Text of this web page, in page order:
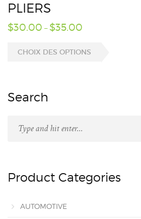
PLIERS
$30.00 –$35.00
CHOIX DES OPTIONS
Search
Product Categories
AUTOMOTIVE